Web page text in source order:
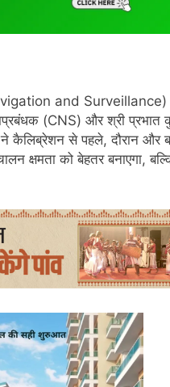
and Surveillance)
(CNS) और श्री प्रभात
ने कैलिब्रेशन से पहले, दौरान और
क्षमता को बेहतर बनाएगा,